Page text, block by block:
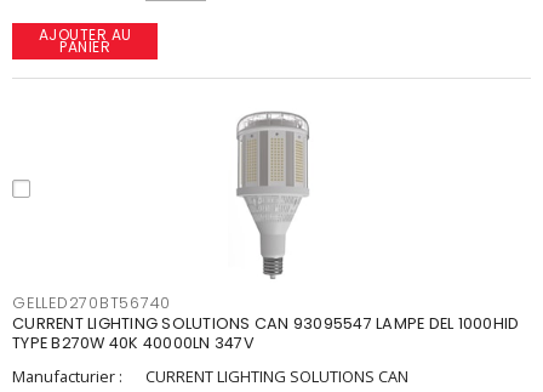
AJOUTER AU
PANIER
GELLED270BT56740
CURRENT LIGHTING SOLUTIONS CAN 93095547 LAMPE DEL 1000HID
TYPE B270W 40K 40000LN 347V
Manufacturier :
CURRENT LIGHTING SOLUTIONS CAN